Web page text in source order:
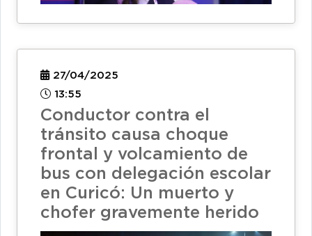
27/04/2025
13:55
Conductor contra el
tránsito causa choque
frontal y volcamiento de
bus con delegación escolar
en Curicó: Un muerto y
chofer gravemente herido